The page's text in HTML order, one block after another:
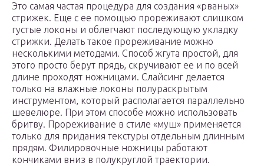
Это самая частая процедура для создания «рваных»
стрижек. Еще с ее помощью прореживают слишком
густые локоны и облегчают последующую укладку
стрижки. Делать такое прореживание можно
несколькими методами. Способ жгута простой, для
этого просто берут прядь, скручивают ее и по всей
длине проходят ножницами. Слайсинг делается
только на влажные локоны полураскрытым
инструментом, который располагается параллельно
шевелюре. При этом способе можно использовать
бритву. Прореживание в стиле «муш» применяется
только для придания текстуры отдельным длинным
прядям. Филировочные ножницы работают
кончиками вниз в полукруглой траектории.